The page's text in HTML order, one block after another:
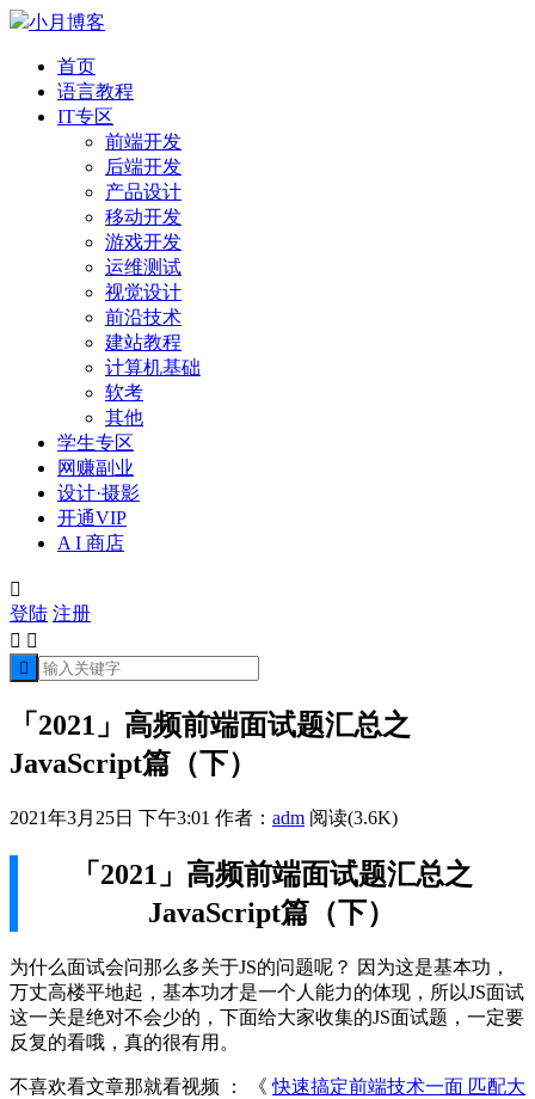
小月博客
首页
语言教程
IT专区
前端开发
后端开发
产品设计
移动开发
游戏开发
运维测试
视觉设计
前沿技术
建站教程
计算机基础
软考
其他
学生专区
网赚副业
设计·摄影
开通VIP
A I 商店

登陆 注册
 

「2021」高频前端面试题汇总之
JavaScript篇（下）
2021年3月25日 下午3:01 作者： adm 阅读(3.6K)
「2021」高频前端面试题汇总之
JavaScript篇（下）
为什么面试会问那么多关于JS的问题呢？ 因为这是基本功，
万丈高楼平地起，基本功才是一个人能力的体现，所以JS面试
这一关是绝对不会少的，下面给大家收集的JS面试题，一定要
反复的看哦，真的很有用。
不喜欢看文章那就看视频 ： 《快速搞定前端技术一面 匹配大